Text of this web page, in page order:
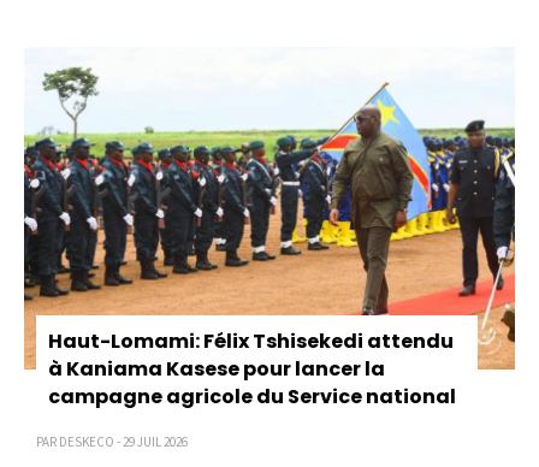
Haut-Lomami: Félix Tshisekedi attendu
à Kaniama Kasese pour lancer la
campagne agricole du Service national
PAR DESKECO - 29 JUIL 2026